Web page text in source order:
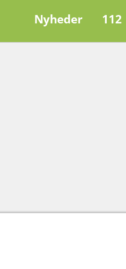
Nyheder 112